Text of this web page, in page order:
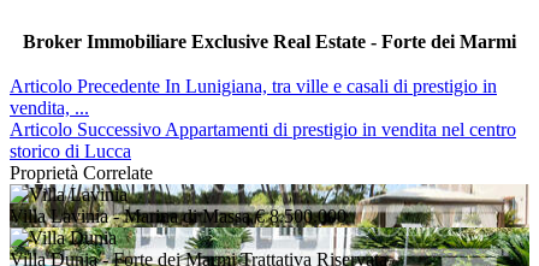
Broker Immobiliare Exclusive Real Estate - Forte dei Marmi
Articolo Precedente In Lunigiana, tra ville e casali di prestigio in
vendita, ...
Articolo SuccessivoAppartamenti di prestigio in vendita nel centro
storico di Lucca
Proprietà Correlate
Villa Lavinia- Marina di Massa € 8.500.000
Villa Dunia- Forte dei Marmi Trattativa Riservata